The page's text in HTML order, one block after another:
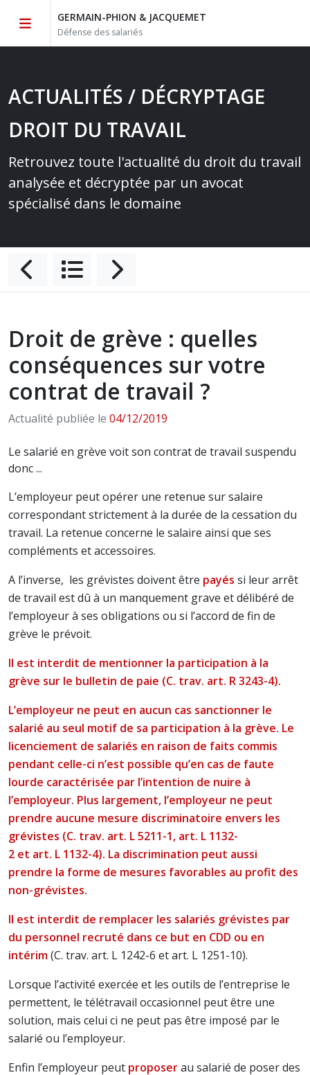
GERMAIN-PHION & JACQUEMET
Défense des salariés
ACTUALITÉS / DÉCRYPTAGE
DROIT DU TRAVAIL
Retrouvez toute l'actualité du droit du travail
analysée et décryptée par un avocat
spécialisé dans le domaine
Droit de grève : quelles
conséquences sur votre
contrat de travail ?
Actualité publiée le 04/12/2019
Le salarié en grève voit son contrat de travail suspendu
donc ...
L’employeur peut opérer une retenue sur salaire
correspondant strictement à la durée de la cessation du
travail. La retenue concerne le salaire ainsi que ses
compléments et accessoires.
A l’inverse, les grévistes doivent être payés si leur arrêt
de travail est dû à un manquement grave et délibéré de
l’employeur à ses obligations ou si l’accord de fin de
grève le prévoit.
Il est interdit de mentionner la participation à la
grève sur le bulletin de paie (C. trav. art. R 3243-4).
L’employeur ne peut en aucun cas sanctionner le
salarié au seul motif de sa participation à la grève. Le
licenciement de salariés en raison de faits commis
pendant celle-ci n’est possible qu’en cas de faute
lourde caractérisée par l’intention de nuire à
l’employeur. Plus largement, l’employeur ne peut
prendre aucune mesure discriminatoire envers les
grévistes (C. trav. art. L 5211-1, art. L 1132-
2 et art. L 1132-4). La discrimination peut aussi
prendre la forme de mesures favorables au profit des
non-grévistes.
Il est interdit de remplacer les salariés grévistes par
du personnel recruté dans ce but en CDD ou en
intérim(C. trav. art. L 1242-6 et art. L 1251-10).
Lorsque l’activité exercée et les outils de l’entreprise le
permettent, le télétravail occasionnel peut être une
solution, mais celui ci ne peut pas être imposé par le
salarié ou l’employeur.
Enfin l’employeur peut proposerau salarié de poser des